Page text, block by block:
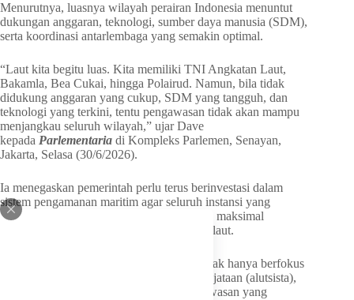
Menurutnya, luasnya wilayah perairan Indonesia menuntut
dukungan anggaran, teknologi, sumber daya manusia (SDM),
serta koordinasi antarlembaga yang semakin optimal.
“Laut kita begitu luas. Kita memiliki TNI Angkatan Laut,
Bakamla, Bea Cukai, hingga Polairud. Namun, bila tidak
didukung anggaran yang cukup, SDM yang tangguh, dan
teknologi yang terkini, tentu pengawasan tidak akan mampu
menjangkau seluruh wilayah,” ujar Dave
kepada Parlementaria di Kompleks Parlemen, Senayan,
Jakarta, Selasa (30/6/2026).
Ia menegaskan pemerintah perlu terus berinvestasi dalam
sistem pengamanan maritim agar seluruh instansi yang
memiliki kewenangan dapat bekerja secara maksimal
menghadapi berbagai ancaman di wilayah laut.
Menurut Dave, penguatan pengamanan tidak hanya berfokus
pada penambahan alat utama sistem persenjataan (alutsista),
tetapi juga pada modernisasi sistem pengawasan yang